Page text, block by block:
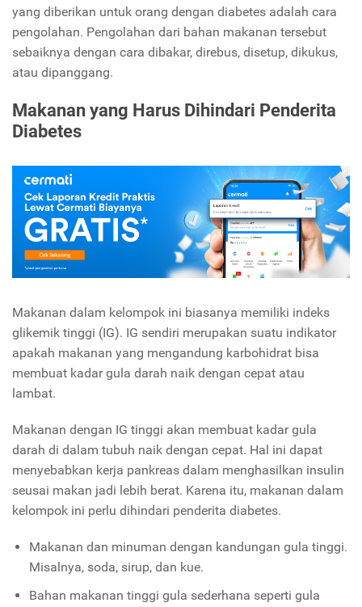
yang diberikan untuk orang dengan diabetes adalah cara
pengolahan. Pengolahan dari bahan makanan tersebut
sebaiknya dengan cara dibakar, direbus, disetup, dikukus,
atau dipanggang.
Makanan yang Harus Dihindari Penderita
Diabetes
Makanan dalam kelompok ini biasanya memiliki indeks
glikemik tinggi (IG). IG sendiri merupakan suatu indikator
apakah makanan yang mengandung karbohidrat bisa
membuat kadar gula darah naik dengan cepat atau
lambat.
Makanan dengan IG tinggi akan membuat kadar gula
darah di dalam tubuh naik dengan cepat. Hal ini dapat
menyebabkan kerja pankreas dalam menghasilkan insulin
seusai makan jadi lebih berat. Karena itu, makanan dalam
kelompok ini perlu dihindari penderita diabetes.
Makanan dan minuman dengan kandungan gula tinggi.
Misalnya, soda, sirup, dan kue.
Bahan makanan tinggi gula sederhana seperti gula